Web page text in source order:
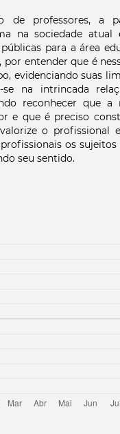
de professores, a
na sociedade atual
para a área
entender que é
evidenciando suas
se na intrincada
reconhecer que a
e que é preciso
o profissional
os
seu sentido.